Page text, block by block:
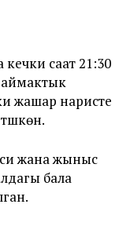
кечки саат 21:30
жашар наристе
жана жыныс
бала